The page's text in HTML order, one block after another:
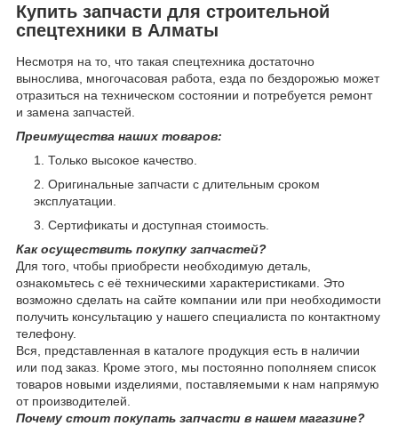
Купить запчасти для строительной
спецтехники в Алматы
Несмотря на то, что такая спецтехника достаточно
вынослива, многочасовая работа, езда по бездорожью может
отразиться на техническом состоянии и потребуется ремонт
и замена запчастей.
Преимущества наших товаров:
Только высокое качество.
Оригинальные запчасти с длительным сроком
эксплуатации.
Сертификаты и доступная стоимость.
Как осуществить покупку запчастей?
Для того, чтобы приобрести необходимую деталь,
ознакомьтесь с её техническими характеристиками. Это
возможно сделать на сайте компании или при необходимости
получить консультацию у нашего специалиста по контактному
телефону.
Вся, представленная в каталоге продукция есть в наличии
или под заказ. Кроме этого, мы постоянно пополняем список
товаров новыми изделиями, поставляемыми к нам напрямую
от производителей.
Почему стоит покупать запчасти в нашем магазине?